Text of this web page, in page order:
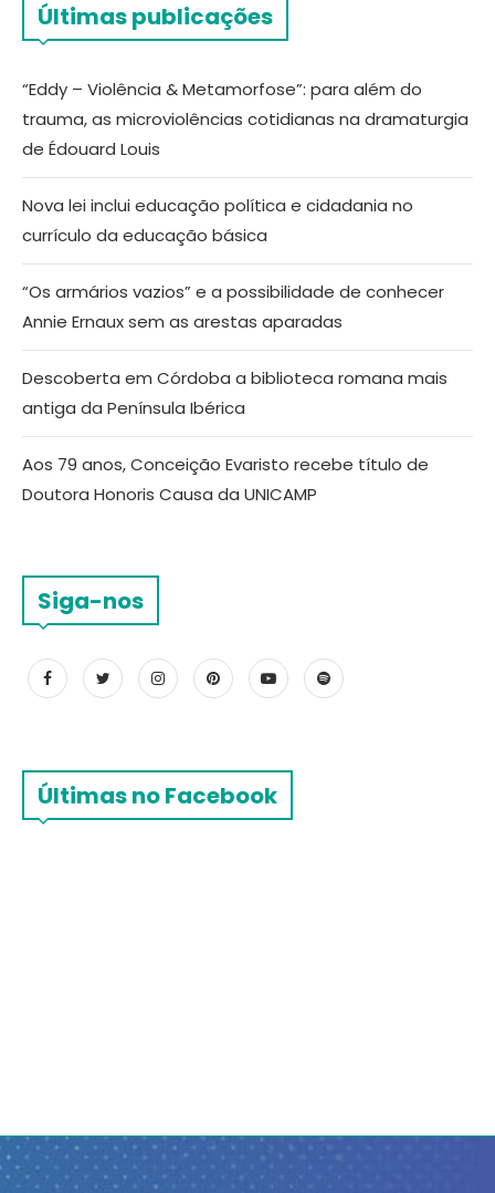
Últimas publicações
“Eddy – Violência & Metamorfose”: para além do
trauma, as microviolências cotidianas na dramaturgia
de Édouard Louis
Nova lei inclui educação política e cidadania no
currículo da educação básica
“Os armários vazios” e a possibilidade de conhecer
Annie Ernaux sem as arestas aparadas
Descoberta em Córdoba a biblioteca romana mais
antiga da Península Ibérica
Aos 79 anos, Conceição Evaristo recebe título de
Doutora Honoris Causa da UNICAMP
Siga-nos
Últimas no Facebook